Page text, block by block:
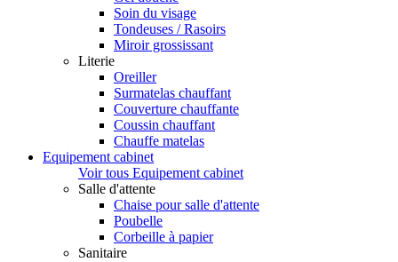
Soin du visage
Tondeuses / Rasoirs
Miroir grossissant
Literie
Oreiller
Surmatelas chauffant
Couverture chauffante
Coussin chauffant
Chauffe matelas
Equipement cabinet
Voir tous Equipement cabinet
Salle d'attente
Chaise pour salle d'attente
Poubelle
Corbeille à papier
Sanitaire